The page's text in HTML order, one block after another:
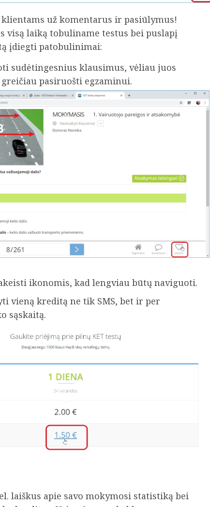
už komentarus ir pasiūlymus!
visą laiką tobuliname testus bei puslapį
įdiegti patobulinimai:
sudėtingesnius klausimus, vėliau juos
pasiruošti egzaminui.
ikonomis, kad lengviau būtų naviguoti.
vieną kreditą ne tik SMS, bet ir per
sąskaitą.
laiškus apie savo mokymosi statistiką bei